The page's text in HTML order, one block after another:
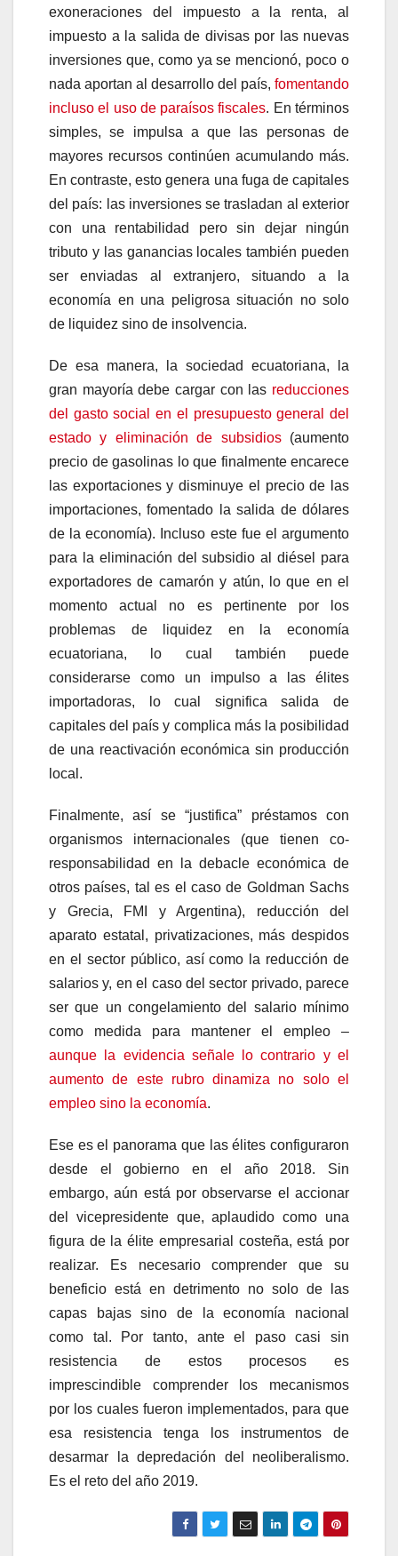
exoneraciones del impuesto a la renta, al
impuesto a la salida de divisas por las nuevas
inversiones que, como ya se mencionó, poco o
nada aportan al desarrollo del país, fomentando
incluso el uso de paraísos fiscales. En términos
simples, se impulsa a que las personas de
mayores recursos continúen acumulando más.
En contraste, esto genera una fuga de capitales
del país: las inversiones se trasladan al exterior
con una rentabilidad pero sin dejar ningún
tributo y las ganancias locales también pueden
ser enviadas al extranjero, situando a la
economía en una peligrosa situación no solo
de liquidez sino de insolvencia.
De esa manera, la sociedad ecuatoriana, la
gran mayoría debe cargar con las reducciones
del gasto social en el presupuesto general del
estado y eliminación de subsidios(aumento
precio de gasolinas lo que finalmente encarece
las exportaciones y disminuye el precio de las
importaciones, fomentado la salida de dólares
de la economía). Incluso este fue el argumento
para la eliminación del subsidio al diésel para
exportadores de camarón y atún, lo que en el
momento actual no es pertinente por los
problemas de liquidez en la economía
ecuatoriana, lo cual también puede
considerarse como un impulso a las élites
importadoras, lo cual significa salida de
capitales del país y complica más la posibilidad
de una reactivación económica sin producción
local.
Finalmente, así se “justifica” préstamos con
organismos internacionales (que tienen co-
responsabilidad en la debacle económica de
otros países, tal es el caso de Goldman Sachs
y Grecia, FMI y Argentina), reducción del
aparato estatal, privatizaciones, más despidos
en el sector público, así como la reducción de
salarios y, en el caso del sector privado, parece
ser que un congelamiento del salario mínimo
como medida para mantener el empleo –
aunque la evidencia señale lo contrario y el
aumento de este rubro dinamiza no solo el
empleo sino la economía.
Ese es el panorama que las élites configuraron
desde el gobierno en el año 2018. Sin
embargo, aún está por observarse el accionar
del vicepresidente que, aplaudido como una
figura de la élite empresarial costeña, está por
realizar. Es necesario comprender que su
beneficio está en detrimento no solo de las
capas bajas sino de la economía nacional
como tal. Por tanto, ante el paso casi sin
resistencia de estos procesos es
imprescindible comprender los mecanismos
por los cuales fueron implementados, para que
esa resistencia tenga los instrumentos de
desarmar la depredación del neoliberalismo.
Es el reto del año 2019.